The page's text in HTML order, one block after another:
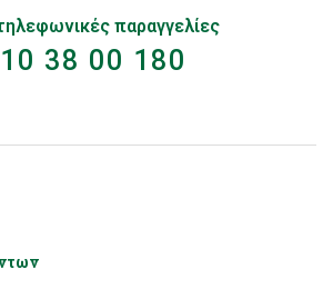
τηλεφωνικές παραγγελίες
38 00 180